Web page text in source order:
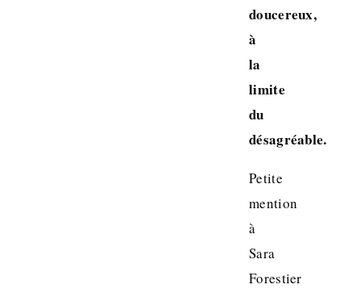
doucereux,
à
la
limite
du
désagréable.
Petite
mention
à
Sara
Forestier